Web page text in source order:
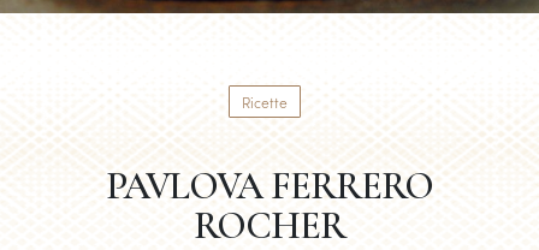
Ricette
PAVLOVA FERRERO
ROCHER